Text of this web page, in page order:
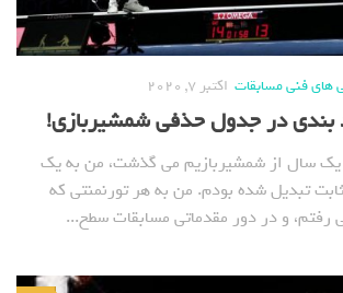
فنی مسابقات اکتبر 7, 2020
در جدول حذفی شمشیربازی!
یک سال از شمشیربازیم می گذشت، من به یک
تبدیل شده بودم. من به هر تورنمنتی که
و در دور مقدماتی مسابقات سطح...